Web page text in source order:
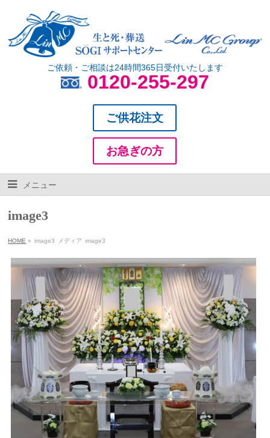
ご依頼・ご相談は24時間365日受付いたします
0120-255-297
ご供花注文
お急ぎの方
メニュー
image3
HOME » image3 メディア image3